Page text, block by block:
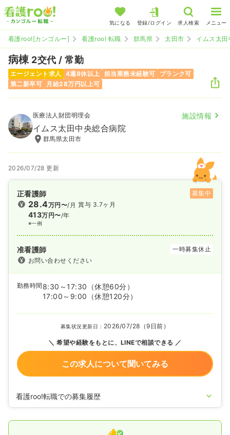
気になる 登録/ログイン 求人検索 メニュー
看護roo![カンゴルー] 看護roo! 転職 群馬県 太田市 イムス太
病棟 2交代 / 常勤
エージェント求人 4週8休以上 担当業務未経験可
ブランク可
第二新卒可
月給28万円以上可
医療法人財団明理会 施設情報
イムス太田中央総合病院
群馬県太田市
2026/07/28 更新
正看護師 募集中
28.4万円〜/月
413万円〜/年
※一例
賞与 3.7ヶ月
准看護師
一時募集休止
お問い合わせください
勤務時間 8:30～17:30
（休憩60分）
17:00～9:00
（休憩120分）
募集状況更新日： 2026/07/28（9日前）
希望や経験をもとに、LINEで相談できる
この求人について聞いてみる
看護roo!転職での募集履歴
2020/09/17正・准看護師を休止中